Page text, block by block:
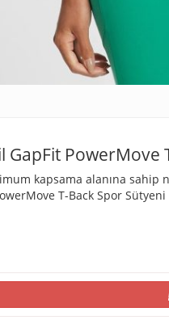
GapFit PowerMove
kapsama alanına sahip
T-Back Spor Sütyeni